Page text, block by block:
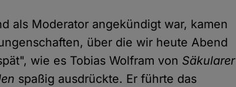
als Moderator angekündigt war, kamen
über die wir heute Abend
wie es Tobias Wolfram von Säkularer
spaßig ausdrückte. Er führte das